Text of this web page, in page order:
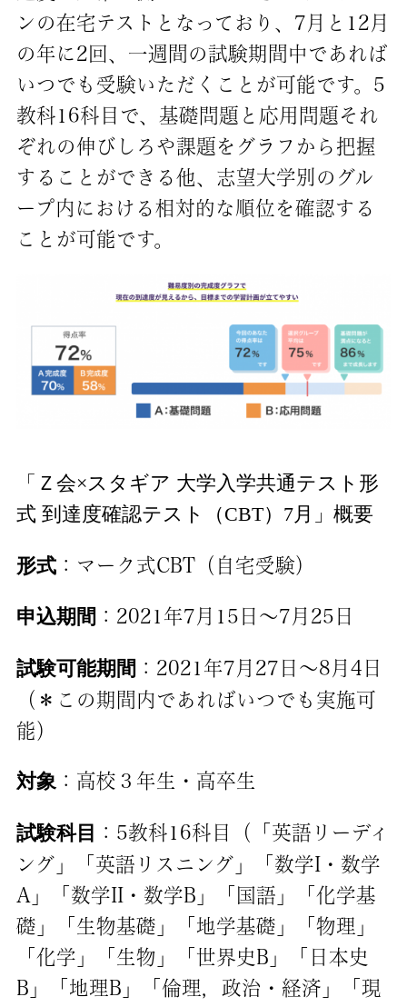
ンの在宅テストとなっており、7月と12月
の年に2回、一週間の試験期間中であれば
いつでも受験いただくことが可能です。5
教科16科目で、基礎問題と応用問題それ
ぞれの伸びしろや課題をグラフから把握
することができる他、志望大学別のグル
ープ内における相対的な順位を確認する
ことが可能です。
「Ｚ会×スタギア 大学入学共通テスト形
式 到達度確認テスト（CBT）7月」概要
形式：マーク式CBT（自宅受験）
申込期間 ：2021年7月15日〜7月25日
試験可能期間 ：2021年7月27日～8月4日
（＊この期間内であればいつでも実施可
能）
対象 ：高校３年生・高卒生
試験科目
：5教科16科目（「英語リーディ
ング」「英語リスニング」「数学I・数学
A」「数学II・数学B」「国語」「化学基
礎」「生物基礎」「地学基礎」「物理」
「化学」「生物」「世界史B」「日本史
B」「地理B」「倫理，政治・経済」「現